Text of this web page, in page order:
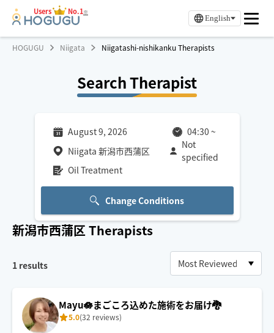
Users No.1※
English
HOGUGU Niigata Niigatashi-nishikanku Therapists
Search Therapist
August 9, 2026 04:30 ~
Niigata 新潟市西蒲区
Not
specified
Oil Treatment
Change Conditions
新潟市西蒲区Therapists
1 results
Mayu🪷まごころ込めた施術をお届け🐉
5.0(32 reviews)